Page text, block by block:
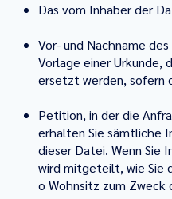
Das vom Inhaber der
Vor- und Nachname
Vorlage einer
ersetzt werden, sofern
Petition, in der die
erhalten Sie sämtliche
dieser Datei. Wenn Sie
wird mitgeteilt, wie Sie
o Wohnsitz zum Zweck